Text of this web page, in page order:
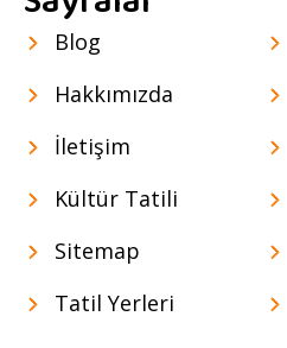
Blog
Hakkımızda
İletişim
Kültür Tatili
Sitemap
Tatil Yerleri